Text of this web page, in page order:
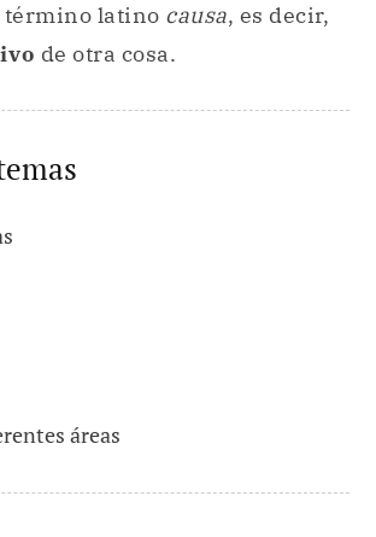
latino causa, es decir,
de otra cosa.
áreas